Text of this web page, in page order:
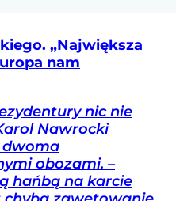
„Największa
nam
nic nie
Nawrocki
dwoma
obozami. –
hańbą na karcie